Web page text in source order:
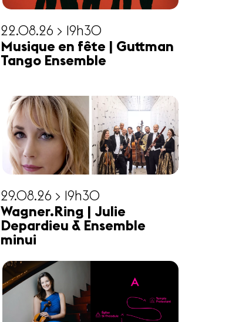
22.08.26 > 19h30
Musique en fête | Guttman
Tango Ensemble
29.08.26 > 19h30
Wagner.Ring | Julie
Depardieu & Ensemble
minui